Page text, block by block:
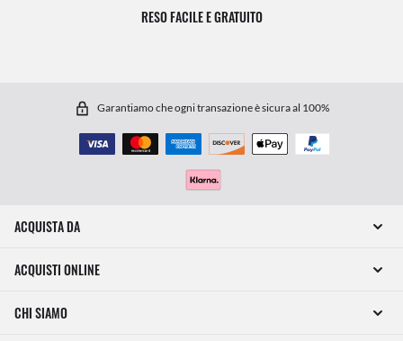
RESO FACILE E GRATUITO
Garantiamo che ogni transazione è sicura al 100%
ACQUISTA DA
ACQUISTI ONLINE
CHI SIAMO